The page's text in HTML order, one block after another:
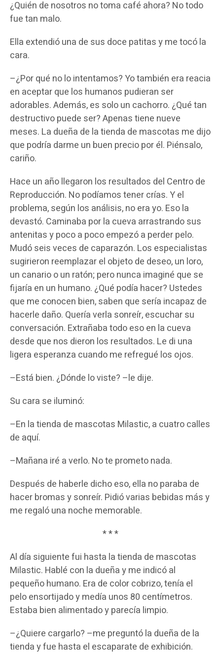
¿Quién de nosotros no toma café ahora? No todo
fue tan malo.
Ella extendió una de sus doce patitas y me tocó la
cara.
–¿Por qué no lo intentamos? Yo también era reacia
en aceptar que los humanos pudieran ser
adorables. Además, es solo un cachorro. ¿Qué tan
destructivo puede ser? Apenas tiene nueve
meses. La dueña de la tienda de mascotas me dijo
que podría darme un buen precio por él. Piénsalo,
cariño.
Hace un año llegaron los resultados del Centro de
Reproducción. No podíamos tener crías. Y el
problema, según los análisis, no era yo. Eso la
devastó. Caminaba por la cueva arrastrando sus
antenitas y poco a poco empezó a perder pelo.
Mudó seis veces de caparazón. Los especialistas
sugirieron reemplazar el objeto de deseo, un loro,
un canario o un ratón; pero nunca imaginé que se
fijaría en un humano. ¿Qué podía hacer? Ustedes
que me conocen bien, saben que sería incapaz de
hacerle daño. Quería verla sonreír, escuchar su
conversación. Extrañaba todo eso en la cueva
desde que nos dieron los resultados. Le di una
ligera esperanza cuando me refregué los ojos.
–Está bien. ¿Dónde lo viste? –le dije.
Su cara se iluminó:
–En la tienda de mascotas Milastic, a cuatro calles
de aquí.
–Mañana iré a verlo. No te prometo nada.
Después de haberle dicho eso, ella no paraba de
hacer bromas y sonreír. Pidió varias bebidas más y
me regaló una noche memorable.
* * *
Al día siguiente fui hasta la tienda de mascotas
Milastic. Hablé con la dueña y me indicó al
pequeño humano. Era de color cobrizo, tenía el
pelo ensortijado y medía unos 80 centímetros.
Estaba bien alimentado y parecía limpio.
–¿Quiere cargarlo? –me preguntó la dueña de la
tienda y fue hasta el escaparate de exhibición.